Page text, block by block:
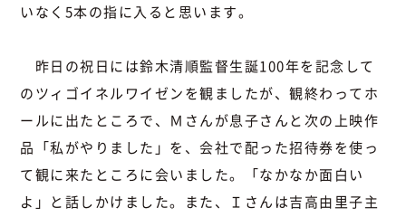
いなく5本の指に入ると思います。
昨日の祝日には鈴木清順監督生誕100年を記念して
のツィゴイネルワイゼンを観ましたが、観終わってホ
ールに出たところで、Ｍさんが息子さんと次の上映作
品「私がやりました」を、会社で配った招待券を使っ
て観に来たところに会いました。「なかなか面白い
よ」と話しかけました。また、Ｉさんは吉高由里子主